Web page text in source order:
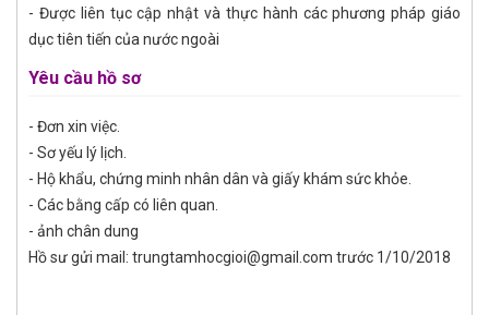
- Được liên tục cập nhật và thực hành các phương pháp giáo
dục tiên tiến của nước ngoài
Yêu cầu hồ sơ
- Đơn xin việc.
- Sơ yếu lý lịch.
- Hộ khẩu, chứng minh nhân dân và giấy khám sức khỏe.
- Các bằng cấp có liên quan.
- ảnh chân dung
Hồ sư gửi mail: trungtamhocgioi@gmail.com trước 1/10/2018